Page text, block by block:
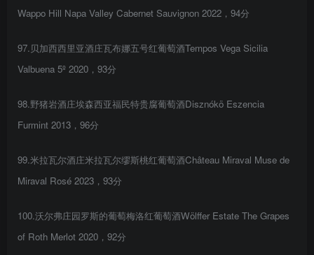
Wappo Hill Napa Valley Cabernet Sauvignon 2022，94分
97.贝加西西里亚酒庄瓦布娜五号红葡萄酒Tempos Vega Sicilia
Valbuena 5º 2020，93分
98.野猪岩酒庄埃森西亚福民特贵腐葡萄酒Disznókö Eszencia
Furmint 2013，96分
99.米拉瓦尔酒庄米拉瓦尔缪斯桃红葡萄酒Château Miraval Muse de
Miraval Rosé 2023，93分
100.沃尔弗庄园罗斯的葡萄梅洛红葡萄酒Wölffer Estate The Grapes
of Roth Merlot 2020，92分